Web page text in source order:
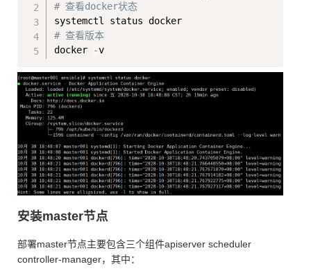
# 查看docker状态
# 查看版本
docker
-
安装master节点
部署master节点主要包含三个组件apiserver scheduler
controller-manager，其中：